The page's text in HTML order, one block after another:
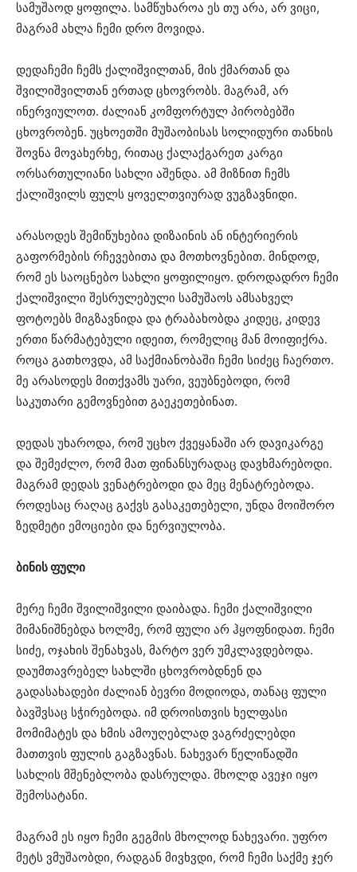
სამუშაოდ ყოფილა. სამწუხაროა ეს თუ არა, არ ვიცი,
მაგრამ ახლა ჩემი დრო მოვიდა.
დედაჩემი ჩემს ქალიშვილთან, მის ქმართან და
შვილიშვილთან ერთად ცხოვრობს. მაგრამ, არ
ინერვიულოთ. ძალიან კომფორტულ პირობებში
ცხოვრობენ. უცხოეთში მუშაობისას სოლიდური თანხის
შოვნა მოვახერხე, რითაც ქალაქგარეთ კარგი
ორსართულიანი სახლი აშენდა. ამ მიზნით ჩემს
ქალიშვილს ფულს ყოველთვიურად ვუგზავნიდი.
არასოდეს შემიწუხებია დიზაინის ან ინტერიერის
გაფორმების რჩევებითა და მოთხოვნებით. მინდოდ,
რომ ეს საოცნებო სახლი ყოფილიყო. დროდადრო ჩემი
ქალიშვილი შესრულებული სამუშაოს ამსახველ
ფოტოებს მიგზავნიდა და ტრაბახობდა კიდეც, კიდევ
ერთი წარმატებული იდეით, რომელიც მან მოიფიქრა.
როცა გათხოვდა, ამ საქმიანობაში ჩემი სიძეც ჩაერთო.
მე არასოდეს მითქვამს უარი, ვეუბნებოდი, რომ
საკუთარი გემოვნებით გაეკეთებინათ.
დედას უხაროდა, რომ უცხო ქვეყანაში არ დავიკარგე
და შემეძლო, რომ მათ ფინანსურადაც დავხმარებოდი.
მაგრამ დედას ვენატრებოდი და მეც მენატრებოდა.
როდესაც რაღაც გაქვს გასაკეთებელი, უნდა მოიშორო
ზედმეტი ემოციები და ნერვიულობა.
ბინის ფული
მერე ჩემი შვილიშვილი დაიბადა. ჩემი ქალიშვილი
მიმანიშნებდა ხოლმე, რომ ფული არ ჰყოფნიდათ. ჩემი
სიძე, ოჯახის შენახვას, მარტო ვერ უმკლავდებოდა.
დაუმთავრებელ სახლში ცხოვრობდნენ და
გადასახადები ძალიან ბევრი მოდიოდა, თანაც ფული
ბავშვსაც სჭირებოდა. იმ დროისთვის ხელფასი
მომიმატეს და ხმის ამოუღებლად ვაგრძელებდი
მათთვის ფულის გაგზავნას. ნახევარ წელიწადში
სახლის მშენებლობა დასრულდა. მხოლდ ავეჯი იყო
შემოსატანი.
მაგრამ ეს იყო ჩემი გეგმის მხოლოდ ნახევარი. უფრო
მეტს ვმუშაობდი, რადგან მივხვდი, რომ ჩემი საქმე ჯერ